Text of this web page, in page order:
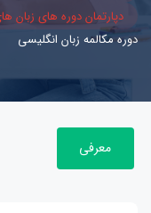
دپارتمان دوره های زبان
دوره مکالمه زبان انگلیسی
معرفی